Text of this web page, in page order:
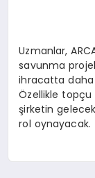
Uzmanlar,
savunma
ihracatta daha
Özellikle
şirketin
rol oynayacak.